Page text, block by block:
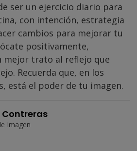
ser un ejercicio diario para
con intención, estrategia
cambios para mejorar tu
positivamente,
mejor trato al reflejo que
Recuerda que, en los
está el poder de tu imagen.
Contreras
Imagen